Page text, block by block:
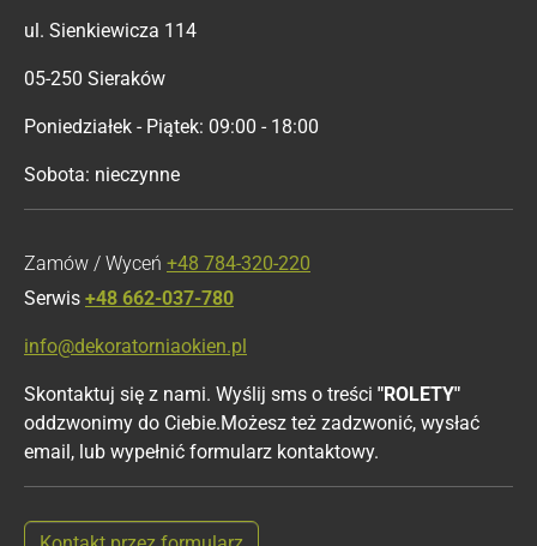
ul. Sienkiewicza 114
05-250 Sieraków
Poniedziałek - Piątek: 09:00 - 18:00
Sobota: nieczynne
Zamów / Wyceń +48 784-320-220
Serwis +48 662-037-780
info@dekoratorniaokien.pl
Skontaktuj się z nami. Wyślij sms o treści "ROLETY"
oddzwonimy do Ciebie.Możesz też zadzwonić, wysłać
email, lub wypełnić formularz kontaktowy.